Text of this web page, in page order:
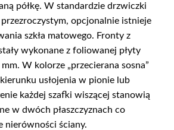
półkę. W standardzie drzwiczki
przezroczystym, opcjonalnie istnieje
szkła matowego. Fronty z
wykonane z foliowanej płyty
W kolorze „przecierana sosna”
usłojenia w pionie lub
każdej szafki wiszącej stanowią
w dwóch płaszczyznach co
nierówności ściany.